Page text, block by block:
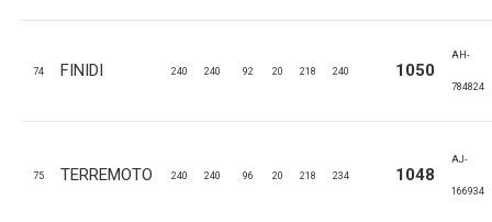
74 FINIDI 240 240 92 20 218 240 1050
AH-
784824
75 TERREMOTO 240 240 96 20 218 234 1048
AJ-
166934